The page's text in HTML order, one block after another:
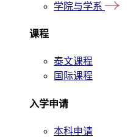
学院与学系
课程
泰文课程
国际课程
入学申请
本科申请